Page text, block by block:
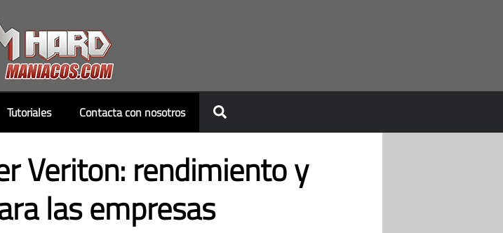
Tutoriales Contacta con nosotros
Veriton: rendimiento y
las empresas